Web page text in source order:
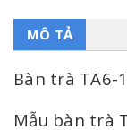
MÔ TẢ
Bàn trà TA6-
Mẫu bàn trà